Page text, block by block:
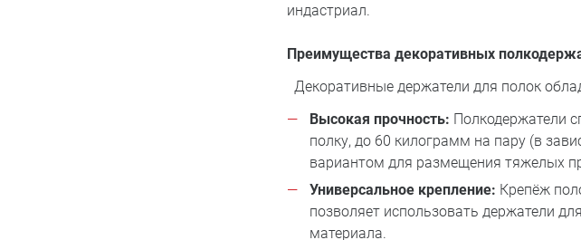
индастриал.
Преимущества декоративных
Декоративные держатели для полок
Высокая прочность: Полкодержатели
полку, до 60 килограмм на пару (в
вариантом для размещения тяжелых
Универсальное крепление: Крепёж
позволяет использовать держатели
материала.